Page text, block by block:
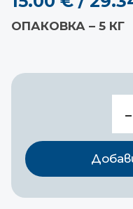
ОПАКОВКА – 5 КГ
5
КГ